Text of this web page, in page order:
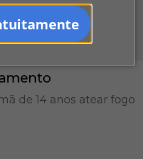
de 14 anos atear fogo